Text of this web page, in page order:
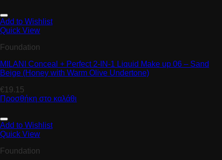
Add to Wishlist
Quick View
Foundation
MILANI Conceal + Perfect 2-IN-1 Liquid Make up 06 – Sand
Beige (Honey with Warm Olive Undertone)
€19.15
Προσθήκη στο καλάθι
Add to Wishlist
Quick View
Foundation